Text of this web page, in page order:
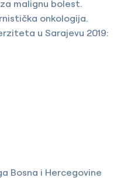
za malignu bolest.
onkologija.
u Sarajevu 2019:
Bosna i Hercegovine